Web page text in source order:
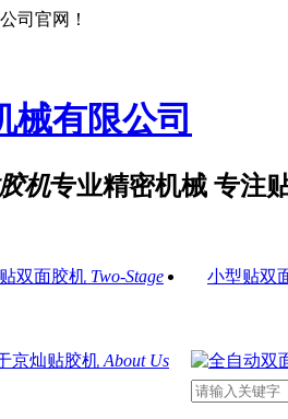
司官网！
机专业精密机械 专注
双面胶机 Two-Stage 小型贴双
京灿贴胶机 About Us